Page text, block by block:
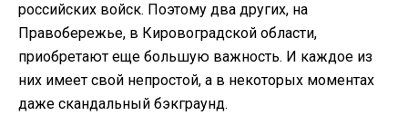
российских войск. Поэтому два других, на
Правобережье, в Кировоградской области,
приобретают еще большую важность. И каждое из
них имеет свой непростой, а в некоторых моментах
даже скандальный бэкграунд.